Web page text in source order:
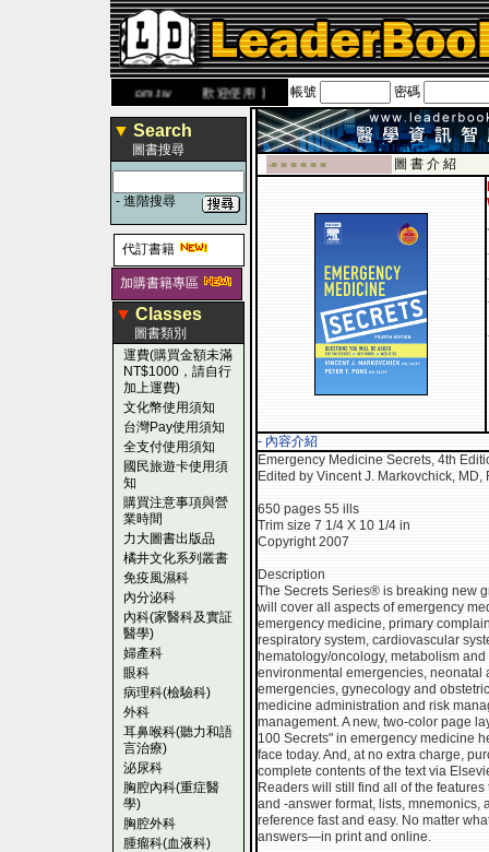
www.leaderbook.com.tw歡迎使用 國民旅遊卡！！
帳號 密碼
▼ Search
圖書搜尋
- 進階搜尋
代訂書籍
加購書籍專區
▼ Classes
圖書類別
運費(購買金額未滿
NT$1000，請自行
加上運費)
文化幣使用須知
台灣Pay使用須知
全支付使用須知
國民旅遊卡使用須
知
購買注意事項與營
業時間
力大圖書出版品
橘井文化系列叢書
免疫風濕科
內分泌科
內科(家醫科及實証
醫學)
婦產科
眼科
病理科(檢驗科)
外科
耳鼻喉科(聽力和語
言治療)
泌尿科
胸腔內科(重症醫
學)
胸腔外科
腫瘤科(血液科)
-■ ■ ■ ■ ■ ■
圖 書 介 紹
- 內容介紹
Emergency Medicine Secrets, 4th
Edited by Vincent J. Markovchick, MD,
650 pages 55 ills
Trim size 7 1/4 X 10 1/4 in
Copyright 2007
Description
The Secrets Series® is breaking new
will cover all aspects of emergency
emergency medicine, primary
respiratory system, cardiovascular
hematology/oncology, metabolism
environmental emergencies,
emergencies, gynecology and
medicine administration and risk
management. A new, two-color page
100 Secrets" in emergency medicine
face today. And, at no extra charge,
complete contents of the text via
Readers will still find all of the
and -answer format, lists, mnemonics,
reference fast and easy. No matter
answers—in print and online.